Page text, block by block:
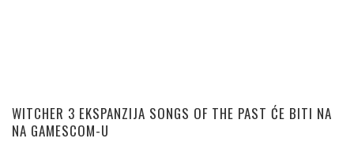
WITCHER 3 EKSPANZIJA SONGS OF THE PAST ĆE BITI NA
NA GAMESCOM-U